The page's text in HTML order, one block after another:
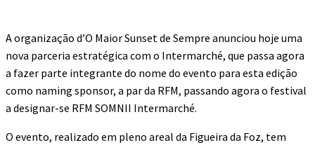
A organização d’O Maior Sunset de Sempre anunciou hoje uma
nova parceria estratégica com o Intermarché, que passa agora
a fazer parte integrante do nome do evento para esta edição
como naming sponsor, a par da RFM, passando agora o festival
a designar-se RFM SOMNII Intermarché.
O evento, realizado em pleno areal da Figueira da Foz, tem